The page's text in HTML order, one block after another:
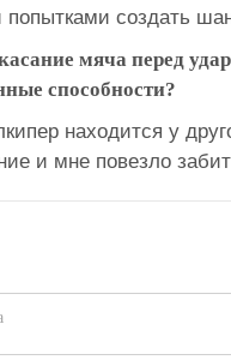
попытками создать
мяча перед
способности?
находится у
и мне повезло